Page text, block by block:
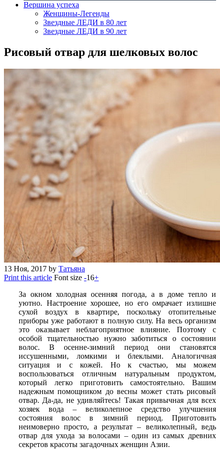
Вершина успеха
Женщины-Легенды
Звездные ЛЕДИ в 80 лет
Звездные ЛЕДИ в 90 лет
Рисовый отвар для шелковых волос
13 Ноя, 2017 by Татьяна
Print this article Font size -16+
За окном холодная осенняя погода, а в доме тепло и
уютно. Настроение хорошее, но его омрачает излишне
сухой воздух в квартире, поскольку отопительные
приборы уже работают в полную силу. На весь организм
это оказывает неблагоприятное влияние. Поэтому с
особой тщательностью нужно заботиться о состоянии
волос. В осенне-зимний период они становятся
иссушенными, ломкими и блеклыми. Аналогичная
ситуация и с кожей. Но к счастью, мы можем
воспользоваться отличным натуральным продуктом,
который легко приготовить самостоятельно. Вашим
надежным помощником до весны может стать рисовый
отвар. Да-да, не удивляйтесь! Такая привычная для всех
хозяек вода – великолепное средство улучшения
состояния волос в зимний период. Приготовить
неимоверно просто, а результат – великолепный, ведь
отвар для ухода за волосами – один из самых древних
секретов красоты загадочных женщин Азии.